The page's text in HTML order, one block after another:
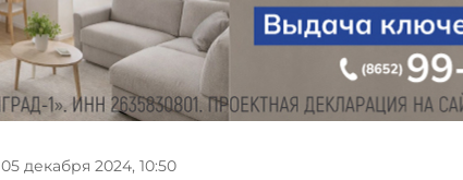
05 декабря 2024, 10:50